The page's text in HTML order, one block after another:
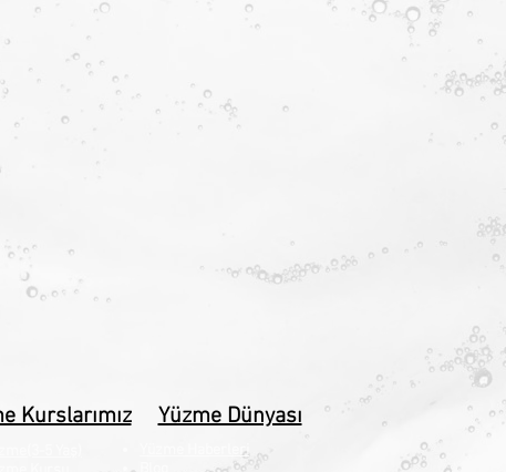
Yüzme Dünyası
Kurslarımız
Yüzme Haberleri